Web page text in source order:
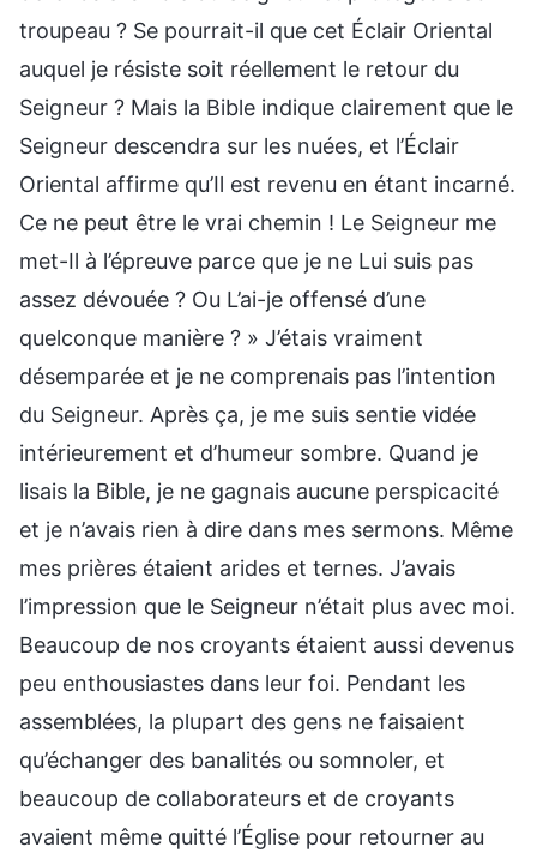
troupeau ? Se pourrait-il que cet Éclair Oriental
auquel je résiste soit réellement le retour du
Seigneur ? Mais la Bible indique clairement que le
Seigneur descendra sur les nuées, et l’Éclair
Oriental affirme qu’Il est revenu en étant incarné.
Ce ne peut être le vrai chemin ! Le Seigneur me
met-Il à l’épreuve parce que je ne Lui suis pas
assez dévouée ? Ou L’ai-je offensé d’une
quelconque manière ? » J’étais vraiment
désemparée et je ne comprenais pas l’intention
du Seigneur. Après ça, je me suis sentie vidée
intérieurement et d’humeur sombre. Quand je
lisais la Bible, je ne gagnais aucune perspicacité
et je n’avais rien à dire dans mes sermons. Même
mes prières étaient arides et ternes. J’avais
l’impression que le Seigneur n’était plus avec moi.
Beaucoup de nos croyants étaient aussi devenus
peu enthousiastes dans leur foi. Pendant les
assemblées, la plupart des gens ne faisaient
qu’échanger des banalités ou somnoler, et
beaucoup de collaborateurs et de croyants
avaient même quitté l’Église pour retourner au